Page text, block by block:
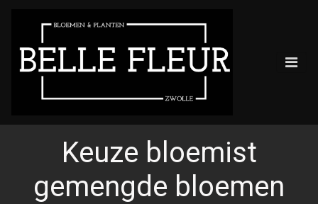
Keuze bloemist
gemengde bloemen